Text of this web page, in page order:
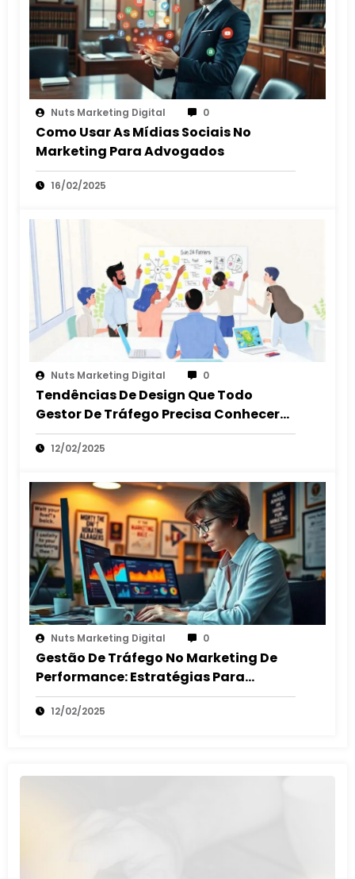
Nuts Marketing Digital 0
Como Usar As Mídias Sociais No
Marketing Para Advogados
16/02/2025
Nuts Marketing Digital 0
Tendências De Design Que Todo
Gestor De Tráfego Precisa Conhecer
Em 2025
12/02/2025
Nuts Marketing Digital 0
Gestão De Tráfego No Marketing De
Performance: Estratégias Para
Maximizar O ROI
12/02/2025